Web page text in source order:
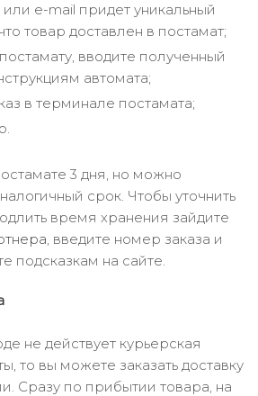
e-mail придет уникальный
товар доставлен в постамат;
вводите полученный
автомата;
в терминале постамата;
3 дня, но можно
срок. Чтобы уточнить
время хранения зайдите
, введите номер заказа и
подсказкам на сайте.
не действует курьерская
то вы можете заказать доставку
Сразу по прибытии товара, на